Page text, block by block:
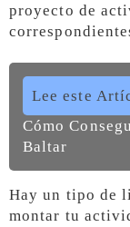
proyecto de
Lee este
Cómo
Baltar
Hay un tipo de
montar tu